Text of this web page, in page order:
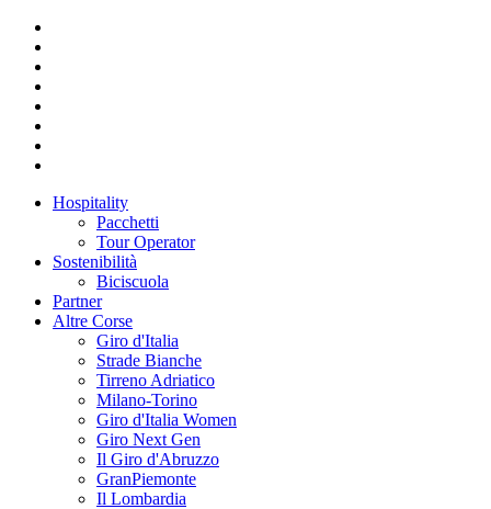
Hospitality
Pacchetti
Tour Operator
Sostenibilità
Biciscuola
Partner
Altre Corse
Giro d'Italia
Strade Bianche
Tirreno Adriatico
Milano-Torino
Giro d'Italia Women
Giro Next Gen
Il Giro d'Abruzzo
GranPiemonte
Il Lombardia